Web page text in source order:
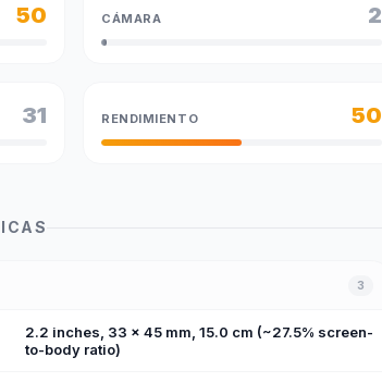
50 CÁMARA 2
31 RENDIMIENTO 50
3
2.2 inches, 33 x 45 mm, 15.0 cm (~27.5% screen-
to-body ratio)